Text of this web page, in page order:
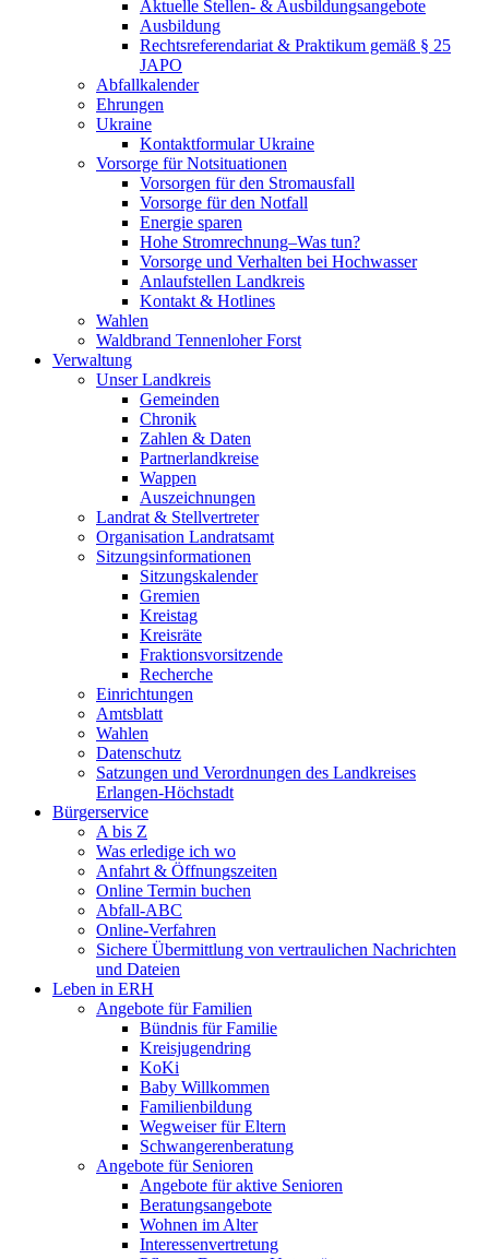
Aktuelle Stellen- & Ausbildungsangebote
Ausbildung
Rechtsreferendariat & Praktikum gemäß § 25
JAPO
Abfallkalender
Ehrungen
Ukraine
Kontaktformular Ukraine
Vorsorge für Notsituationen
Vorsorgen für den Stromausfall
Vorsorge für den Notfall
Energie sparen
Hohe Stromrechnung–Was tun?
Vorsorge und Verhalten bei Hochwasser
Anlaufstellen Landkreis
Kontakt & Hotlines
Wahlen
Waldbrand Tennenloher Forst
Verwaltung
Unser Landkreis
Gemeinden
Chronik
Zahlen & Daten
Partnerlandkreise
Wappen
Auszeichnungen
Landrat & Stellvertreter
Organisation Landratsamt
Sitzungsinformationen
Sitzungskalender
Gremien
Kreistag
Kreisräte
Fraktionsvorsitzende
Recherche
Einrichtungen
Amtsblatt
Wahlen
Datenschutz
Satzungen und Verordnungen des Landkreises
Erlangen-Höchstadt
Bürgerservice
A bis Z
Was erledige ich wo
Anfahrt & Öffnungszeiten
Online Termin buchen
Abfall-ABC
Online-Verfahren
Sichere Übermittlung von vertraulichen Nachrichten
und Dateien
Leben in ERH
Angebote für Familien
Bündnis für Familie
Kreisjugendring
KoKi
Baby Willkommen
Familienbildung
Wegweiser für Eltern
Schwangerenberatung
Angebote für Senioren
Angebote für aktive Senioren
Beratungsangebote
Wohnen im Alter
Interessenvertretung